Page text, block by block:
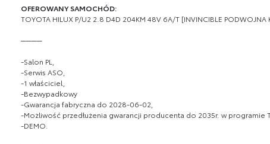
OFEROWANY SAMOCHÓD:
TOYOTA HILUX P/U2 2.8 D4D 204KM 48V 6A/T [INVINCIBLE PODWOJNA
────
-Salon PL,
-Serwis ASO,
-1 właściciel,
-Bezwypadkowy
-Gwarancja fabryczna do 2028-06-02,
-Możliwość przedłużenia gwarancji producenta do 2035r. w programie
-DEMO.